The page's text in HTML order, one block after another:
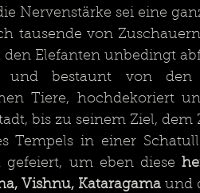
Nervenstärke sei eine
tausende von
und bestaunt von
Tiere, hochdekoriert
bis zu seinem Ziel,
Tempels in einer
gefeiert, um eben diese
Vishnu, Kataragama und